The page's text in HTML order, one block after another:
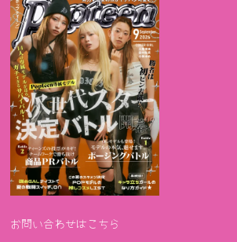
お問い合わせはこちら